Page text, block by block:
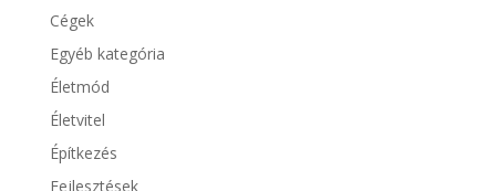
Cégek
Egyéb kategória
Életmód
Életvitel
Építkezés
Fejlesztések